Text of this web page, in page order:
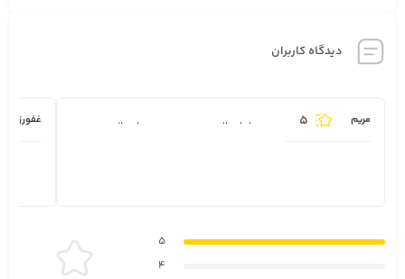
جنس بند دیدگاه کاربران
مریم 5 ممنون از ارسال سریعتون محصول عالی بود. غفورزاده
5
4